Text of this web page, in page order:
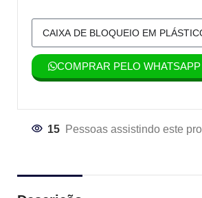
COMPRAR PELO WHATSAPP
15 Pessoas assistindo este